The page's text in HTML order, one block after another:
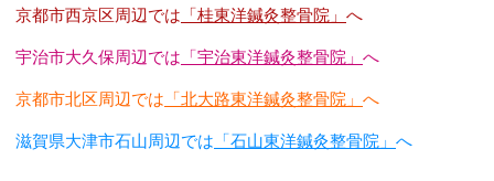
京都市西京区周辺では 「桂東洋鍼灸整骨院」 へ
宇治市大久保周辺では 「宇治東洋鍼灸整骨院」 へ
京都市北区周辺では 「北大路東洋鍼灸整骨院」 へ
滋賀県大津市石山周辺では 「石山東洋鍼灸整骨院」 へ